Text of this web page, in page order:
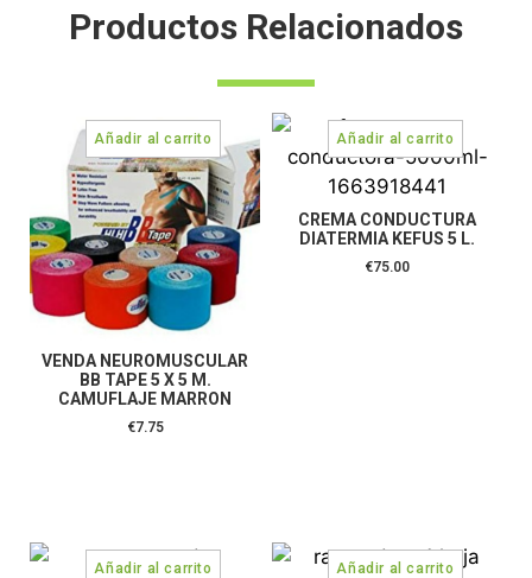
Productos Relacionados
VENDA NEUROMUSCULAR
BB TAPE 5 X 5 M.
CAMUFLAJE MARRON
€7.75
CREMA CONDUCTURA
DIATERMIA KEFUS 5 L.
€75.00